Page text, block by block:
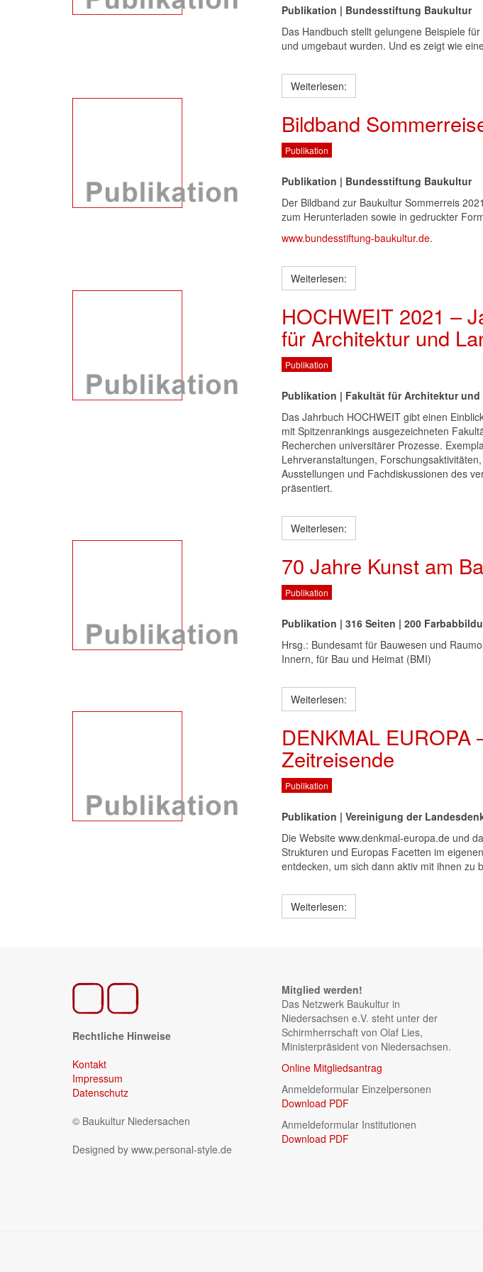
Publikation | Bundesstiftung Baukultur
Das Handbuch stellt gelungene Beispiele
und umgebaut wurden. Und es zeigt wie
Weiterlesen:
Bildband
Publikation
Publikation | Bundesstiftung Baukultur
Der Bildband zur Baukultur Sommerreis
zum Herunterladen sowie in gedruckter
www.bundesstiftung-baukultur.de.
Weiterlesen:
HOCHWEIT 2021 –
für Architektur und
Publikation
Publikation | Fakultät für Architektur
Das Jahrbuch HOCHWEIT gibt einen
mit Spitzenrankings ausgezeichneten
Recherchen universitärer Prozesse.
Lehrveranstaltungen,
Ausstellungen und Fachdiskussionen des
präsentiert.
Weiterlesen:
70 Jahre Kunst am
Publikation
Publikation | 316 Seiten | 200
Hrsg.: Bundesamt für Bauwesen und
Innern, für Bau und Heimat (BMI)
Weiterlesen:
DENKMAL EUROPA
Zeitreisende
Publikation
Publikation | Vereinigung der
Die Website www.denkmal-europa.de und
Strukturen und Europas Facetten im
entdecken, um sich dann aktiv mit ihnen zu
Weiterlesen:
Rechtliche Hinweise
Kontakt
Impressum
Datenschutz
© Baukultur Niedersachen
Designed by www.personal-style.de
Mitglied werden!
Das Netzwerk Baukultur in
Niedersachsen e.V. steht unter der
Schirmherrschaft von Olaf Lies,
Ministerpräsident von Niedersachsen.
Online Mitgliedsantrag
Anmeldeformular Einzelpersonen
Download PDF
Anmeldeformular Institutionen
Download PDF